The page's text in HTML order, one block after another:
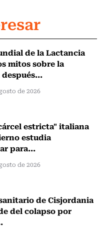
de la Lactancia
mitos sobre la
de 2026
estricta" italiana
estudia
para...
de 2026
de Cisjordania
del colapso por